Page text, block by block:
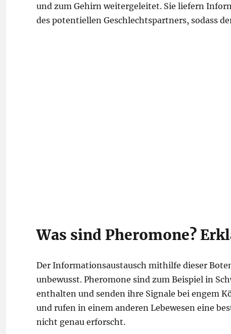
und zum Gehirn weitergeleitet. Sie liefern
des potentiellen Geschlechtspartners, sodass
Was sind Pheromone?
Der Informationsaustausch mithilfe dieser
unbewusst. Pheromone sind zum Beispiel in
enthalten und senden ihre Signale bei engem
und rufen in einem anderen Lebewesen eine
nicht genau erforscht.